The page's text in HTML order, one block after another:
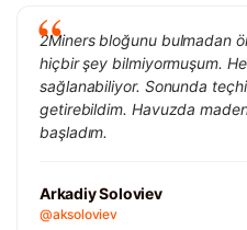
2Miners bloğunu bulmadan
hiçbir şey bilmiyormuşum.
sağlanabiliyor. Sonunda
getirebildim. Havuzda
başladım.
Arkadiy Soloviev
@aksoloviev